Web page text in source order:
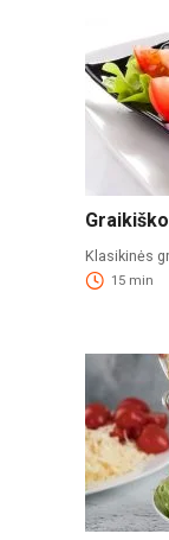
Klasikinės
15 min